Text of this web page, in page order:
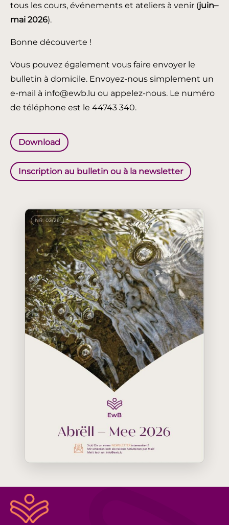
tous les cours, événements et ateliers à venir (juin–
mai 2026).
Bonne découverte !
Vous pouvez également vous faire envoyer le
bulletin à domicile. Envoyez-nous simplement un
e-mail à info@ewb.lu ou appelez-nous. Le numéro
de téléphone est le 44743 340.
Download
Inscription au bulletin ou à la newsletter